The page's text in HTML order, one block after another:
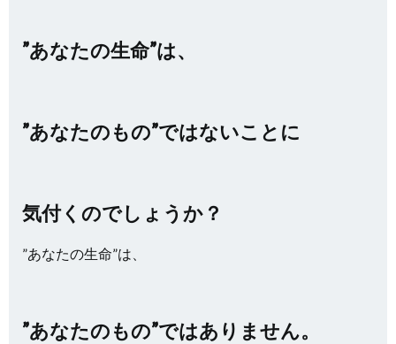
”あなたの生命”は、
”あなたのもの”ではないことに
気付くのでしょうか？
”あなたの生命”は、
”あなたのもの”ではありません。